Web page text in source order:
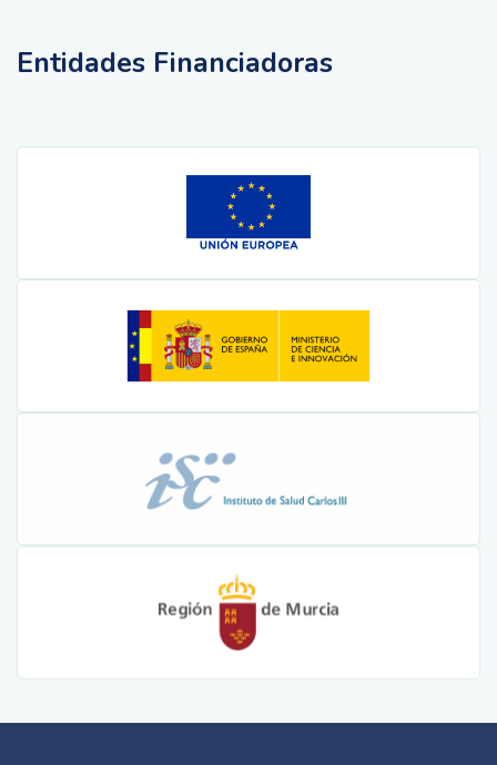
Entidades Financiadoras